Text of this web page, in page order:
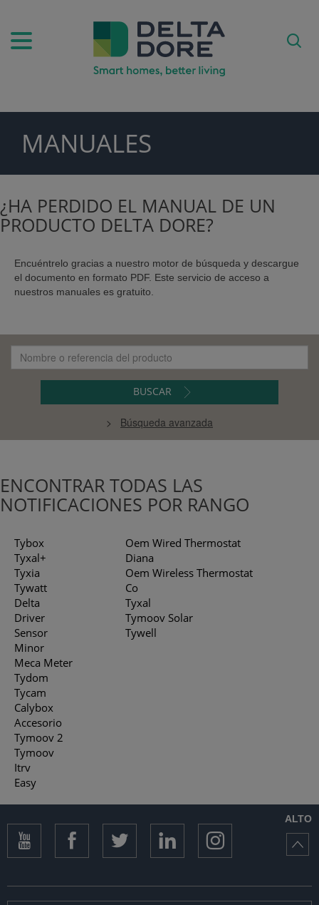
MANUALES
¿HA PERDIDO EL MANUAL DE UN
PRODUCTO DELTA DORE?
Encuéntrelo gracias a nuestro motor de búsqueda y descargue
el documento en formato PDF. Este servicio de acceso a
nuestros manuales es gratuito.
BUSCAR
> Búsqueda avanzada
ENCONTRAR TODAS LAS
NOTIFICACIONES POR RANGO
Tybox
Tyxal+
Tyxia
Tywatt
Delta
Driver
Sensor
Minor
Meca Meter
Tydom
Tycam
Calybox
Accesorio
Tymoov 2
Tymoov
Itrv
Easy
Oem Wired Thermostat
Diana
Oem Wireless Thermostat
Co
Tyxal
Tymoov Solar
Tywell
ALTO